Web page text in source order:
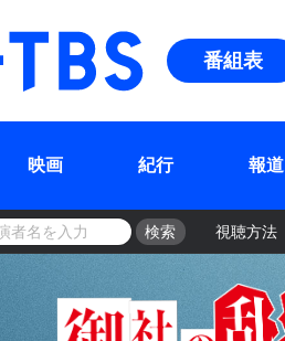
番組表
映画 紀行 報道
検索 視聴方法